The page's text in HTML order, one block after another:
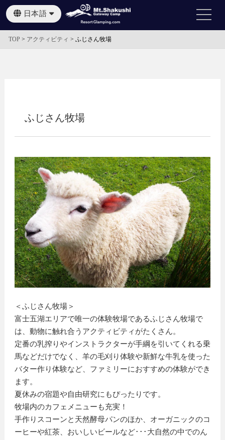
日本語
English
繁體中文
TOP > アクティビティ > ふじさん牧場
ふじさん牧場
＜ふじさん牧場＞
富士五湖エリアで唯一の体験牧場であるふじさん牧場で
は、動物に触れ合うアクティビティがたくさん。
定番の乳搾りやインストラクターが手綱を引いてくれる乗
馬などだけでなく、羊の毛刈り体験や新鮮な牛乳を使った
バター作り体験など、ファミリーにおすすめの体験ができ
ます。
夏休みの宿題や自由研究にもぴったりです。
牧場内のカフェメニューも充実！
手作りスコーンと天然酵母パンのほか、オーガニックのコ
ーヒーや紅茶、おいしいビールなど･･･大自然の中でのん